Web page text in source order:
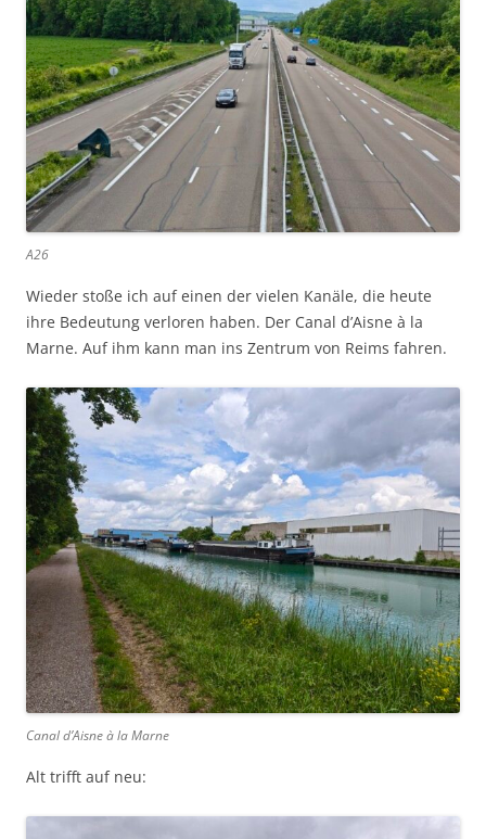
A26
Wieder stoße ich auf einen der vielen Kanäle, die heute
ihre Bedeutung verloren haben. Der Canal d’Aisne à la
Marne. Auf ihm kann man ins Zentrum von Reims fahren.
Canal d’Aisne à la Marne
Alt trifft auf neu: